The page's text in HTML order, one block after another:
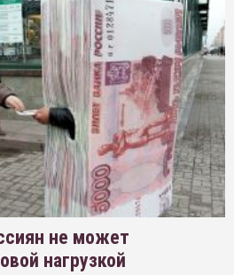
не может
нагрузкой